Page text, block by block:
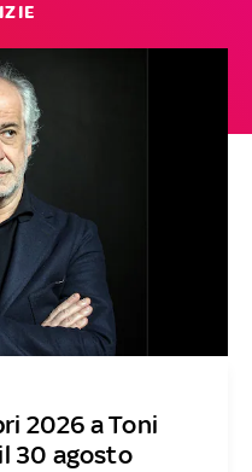
2026 a Toni
30 agosto